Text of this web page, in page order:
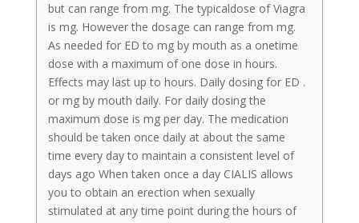
but can range from mg. The typicaldose of Viagra
is mg. However the dosage can range from mg.
As needed for ED to mg by mouth as a onetime
dose with a maximum of one dose in hours.
Effects may last up to hours. Daily dosing for ED .
or mg by mouth daily. For daily dosing the
maximum dose is mg per day. The medication
should be taken once daily at about the same
time every day to maintain a consistent level of
days ago When taken once a day CIALIS allows
you to obtain an erection when sexually
stimulated at any time point during the hours of